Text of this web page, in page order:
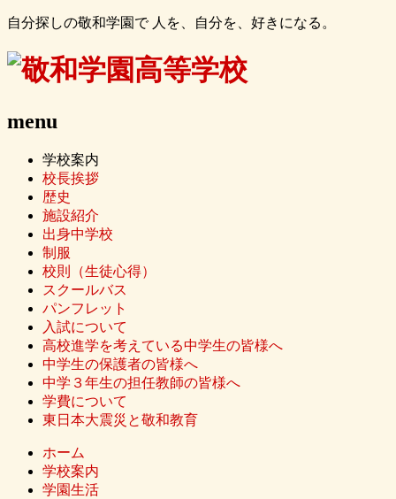
自分探しの敬和学園で 人を、自分を、好きになる。
menu
学校案内
校長挨拶
歴史
施設紹介
出身中学校
制服
校則（生徒心得）
スクールバス
パンフレット
入試について
高校進学を考えている中学生の皆様へ
中学生の保護者の皆様へ
中学３年生の担任教師の皆様へ
学費について
東日本大震災と敬和教育
ホーム
学校案内
学園生活